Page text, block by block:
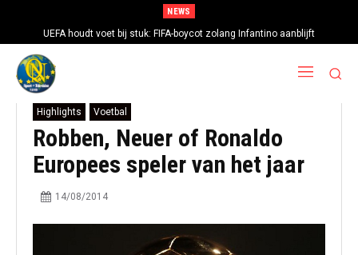
NEWS
UEFA houdt voet bij stuk: FIFA-boycot zolang Infantino aanblijft
Highlights Voetbal
Robben, Neuer of Ronaldo
Europees speler van het jaar
14/08/2014